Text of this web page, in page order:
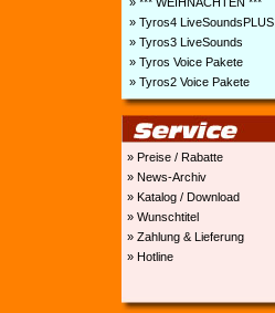
» Tyros4 LiveSoundsPLUS
» Tyros3 LiveSounds
» Tyros Voice Pakete
» Tyros2 Voice Pakete
» Preise / Rabatte
» News-Archiv
» Katalog / Download
» Wunschtitel
» Zahlung & Lieferung
» Hotline